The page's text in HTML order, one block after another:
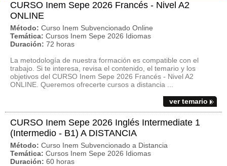
CURSO Inem Sepe 2026 Francés - Nivel A2
ONLINE
Método: Curso Inem Subvencionado Online
Temática: Cursos Inem Sepe 2026 Idiomas
Duración: 72 horas
La metodología de nuestra formación es compatible con el
trabajo. Si te interesa, revisa el contenido, el temario y los
objetivos del CURSO Inem Sepe 2026 Francés - Nivel A2
ONLINE. Queremos ofrecerte cursos a distancia ...
ver temario
CURSO Inem Sepe 2026 Inglés Intermediate 1
(Intermedio - B1) A DISTANCIA
Método: Curso Inem Subvencionado a Distancia
Temática: Cursos Inem Sepe 2026 Idiomas
Duración: 60 horas